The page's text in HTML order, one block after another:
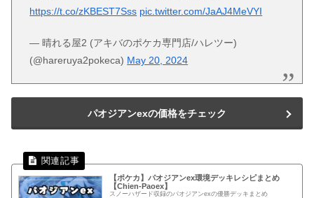
https://t.co/zKBEST7Sss pic.twitter.com/JaAJ4MeVYI
— 晴れる屋2 (アキバのポケカ専門店/ハレツー)
(@hareruya2pokeca) May 20, 2024
パオジアンexの価格をチェック
【ポケカ】パオジアンex環境デッキレシピまとめ
【Chien-Paoex】
スノーハザード収録のパオジアンexの優勝デッキまとめ